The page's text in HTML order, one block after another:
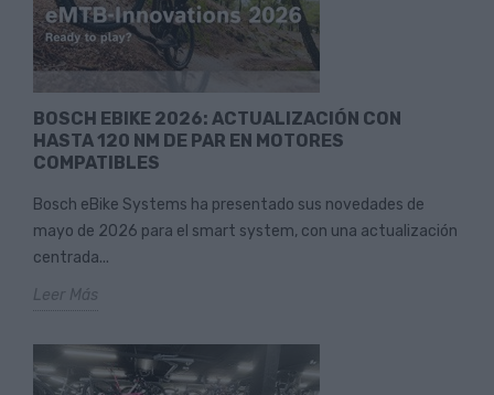
BOSCH EBIKE 2026: ACTUALIZACIÓN CON
HASTA 120 NM DE PAR EN MOTORES
COMPATIBLES
Bosch eBike Systems ha presentado sus novedades de
mayo de 2026 para el smart system, con una actualización
centrada...
Leer Más